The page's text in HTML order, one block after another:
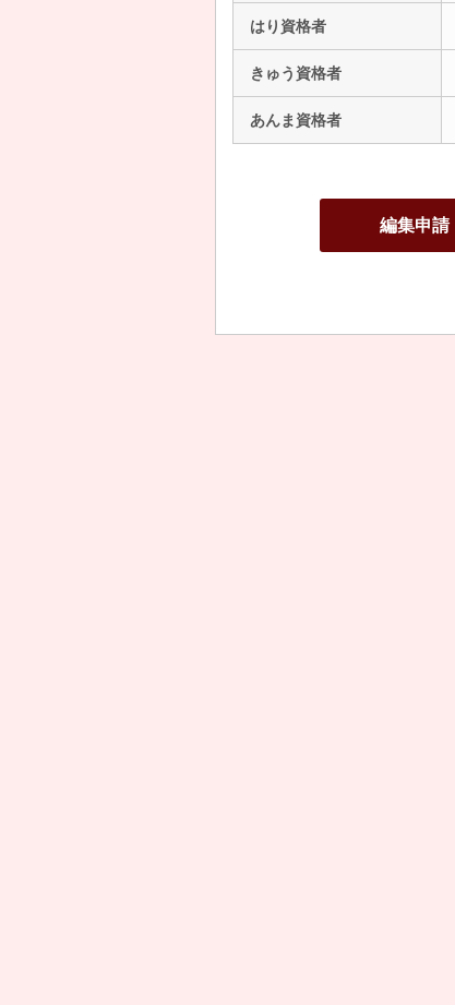
はり資格者
きゅう資格者
あんま資格者
編集申請